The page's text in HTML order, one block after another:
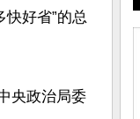
好省”的总
央政治局委